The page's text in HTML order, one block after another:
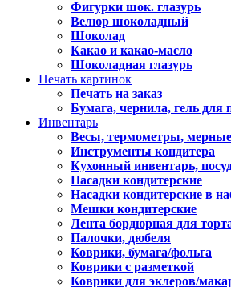
Фигурки шок. глазурь
Велюр шоколадный
Шоколад
Какао и какао-масло
Шоколадная глазурь
Печать картинок
Печать на заказ
Бумага, чернила, гель для
Инвентарь
Весы, термометры,
Инструменты кондитера
Кухонный инвентарь,
Насадки кондитерские
Насадки кондитерские в
Мешки кондитерские
Лента бордюрная для
Палочки, дюбеля
Коврики, бумага/фольга
Коврики с разметкой
Коврики для эклеров/